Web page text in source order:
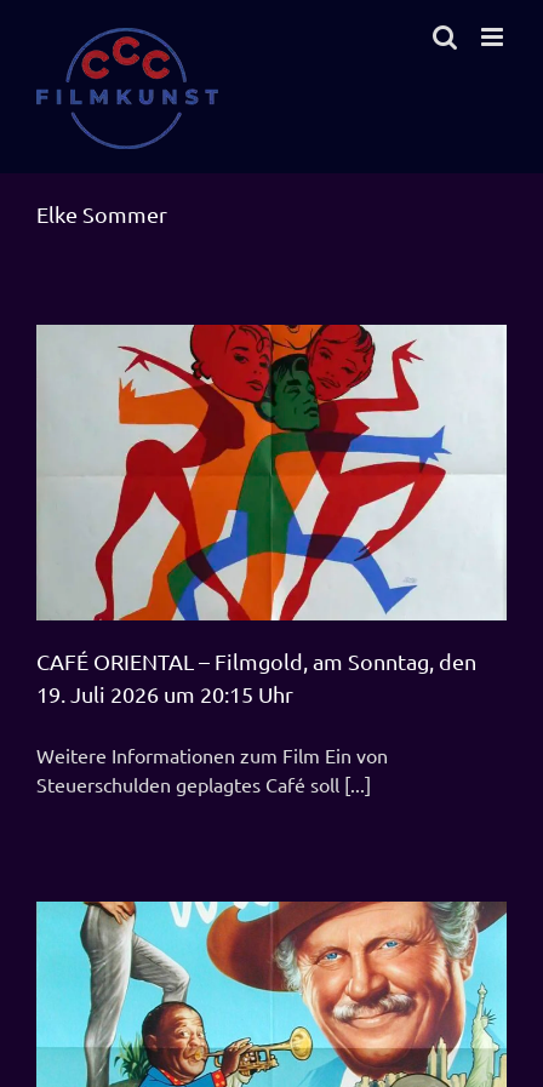
springen
Elke Sommer
CAFÉ ORIENTAL – Filmgold, am Sonntag, den
19. Juli 2026 um 20:15 Uhr
Weitere Informationen zum Film Ein von
Steuerschulden geplagtes Café soll [...]